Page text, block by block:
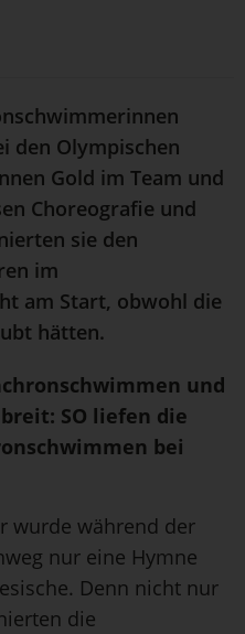
den Olympischen
Gold im Team und
Choreografie und
sie den
im
am Start, obwohl die
hätten.
und
SO liefen die
bei
wurde während der
nur eine Hymne
Denn nicht nur
die